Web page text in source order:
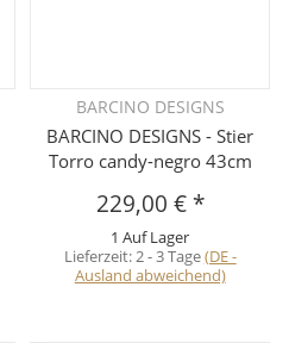
BARCINO DESIGNS
BARCINO DESIGNS - Stier
Torro candy-negro 43cm
229,00 € *
1 Auf Lager
Lieferzeit:2 - 3 Tage(DE -
Ausland abweichend)